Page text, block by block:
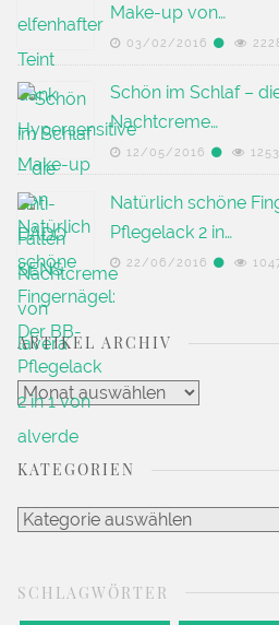
Make-up von…
03/02/2016
Schön im Schlaf –
Nachtcreme…
12/05/2016
Natürlich schöne
Pflegelack 2 in…
22/06/2016
ARTIKEL ARCHIV
Artikel
Archiv
KATEGORIEN
Kategorien
SCHLAGWÖRTER